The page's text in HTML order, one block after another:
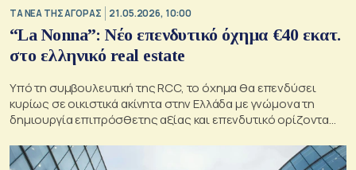
ΤΑ ΝΕΑ ΤΗΣ ΑΓΟΡΑΣ 21.05.2026, 10:00
“La Nonna”: Νέο επενδυτικό όχημα €40 εκατ.
στο ελληνικό real estate
Υπό τη συμβουλευτική της RCC, το όχημα θα επενδύσει
κυρίως σε οικιστικά ακίνητα στην Ελλάδα με γνώμονα τη
δημιουργία επιπρόσθετης αξίας και επενδυτικό ορίζοντα